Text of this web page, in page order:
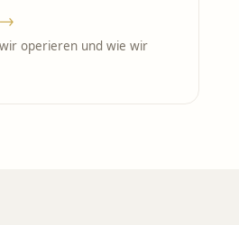
→
operieren und wie wir